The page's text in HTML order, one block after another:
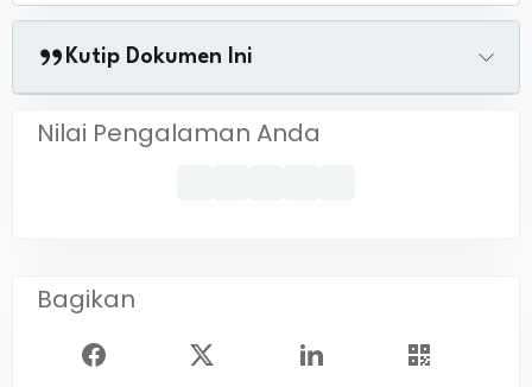
Kutip Dokumen Ini
Nilai Pengalaman Anda
Bagikan